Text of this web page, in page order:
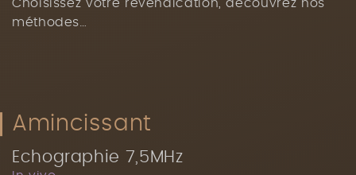
Choisissez votre revendication, découvrez nos
méthodes…
Amincissant
Echographie 7,5MHz